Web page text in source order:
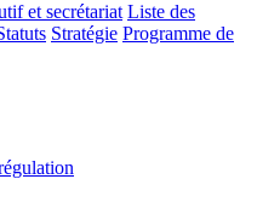
et secrétariat Liste des
Stratégie Programme de